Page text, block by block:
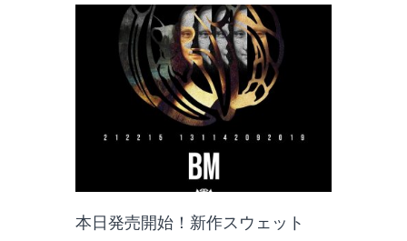
本日発売開始！新作スウェット